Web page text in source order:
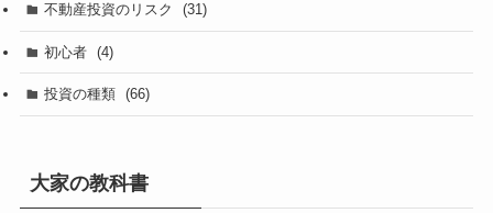
不動産投資のリスク (31)
初心者 (4)
投資の種類 (66)
大家の教科書